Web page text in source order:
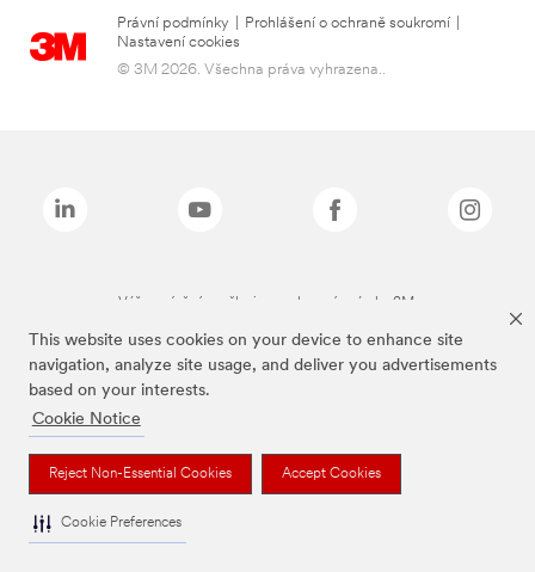
This website uses cookies on your device to enhance site
navigation, analyze site usage, and deliver you advertisements
based on your interests.
Cookie Notice
Reject Non-Essential Cookies Accept Cookies
Cookie Preferences
Právní podmínky Prohlášení o ochraně soukromí
Nastavení cookies
© 3M 2026. Všechna práva vyhrazena..
Výše zmíněné značky jsou ochranné známky 3M.